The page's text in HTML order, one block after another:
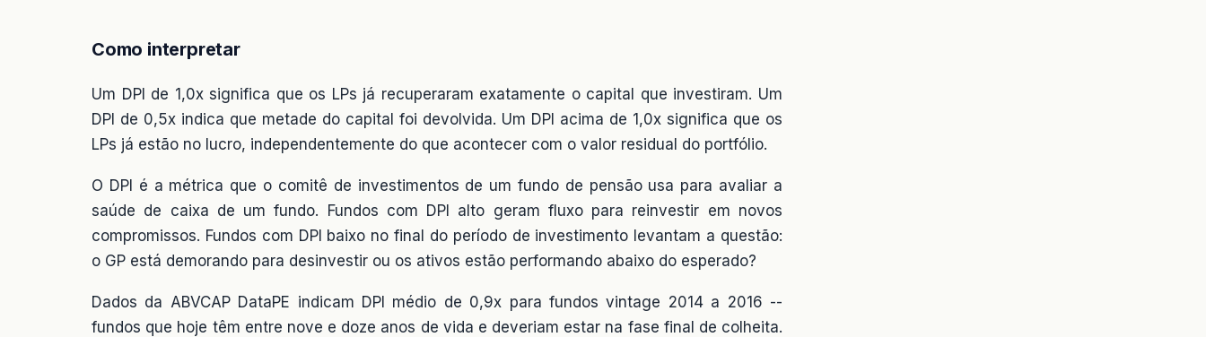
Como interpretar
Um DPI de 1,0x significa que os LPs já recuperaram exatamente o capital que investiram. Um
DPI de 0,5x indica que metade do capital foi devolvida. Um DPI acima de 1,0x significa que os
LPs já estão no lucro, independentemente do que acontecer com o valor residual do portfólio.
O DPI é a métrica que o comitê de investimentos de um fundo de pensão usa para avaliar a
saúde de caixa de um fundo. Fundos com DPI alto geram fluxo para reinvestir em novos
compromissos. Fundos com DPI baixo no final do período de investimento levantam a questão:
o GP está demorando para desinvestir ou os ativos estão performando abaixo do esperado?
Dados da ABVCAP DataPE indicam DPI médio de 0,9x para fundos vintage 2014 a 2016 --
fundos que hoje têm entre nove e doze anos de vida e deveriam estar na fase final de colheita.